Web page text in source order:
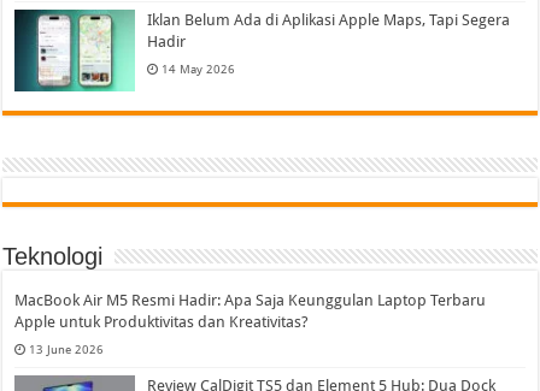
Iklan Belum Ada di Aplikasi Apple Maps, Tapi Segera
Hadir
14 May 2026
Teknologi
MacBook Air M5 Resmi Hadir: Apa Saja Keunggulan Laptop Terbaru
Apple untuk Produktivitas dan Kreativitas?
13 June 2026
Review CalDigit TS5 dan Element 5 Hub: Dua Dock